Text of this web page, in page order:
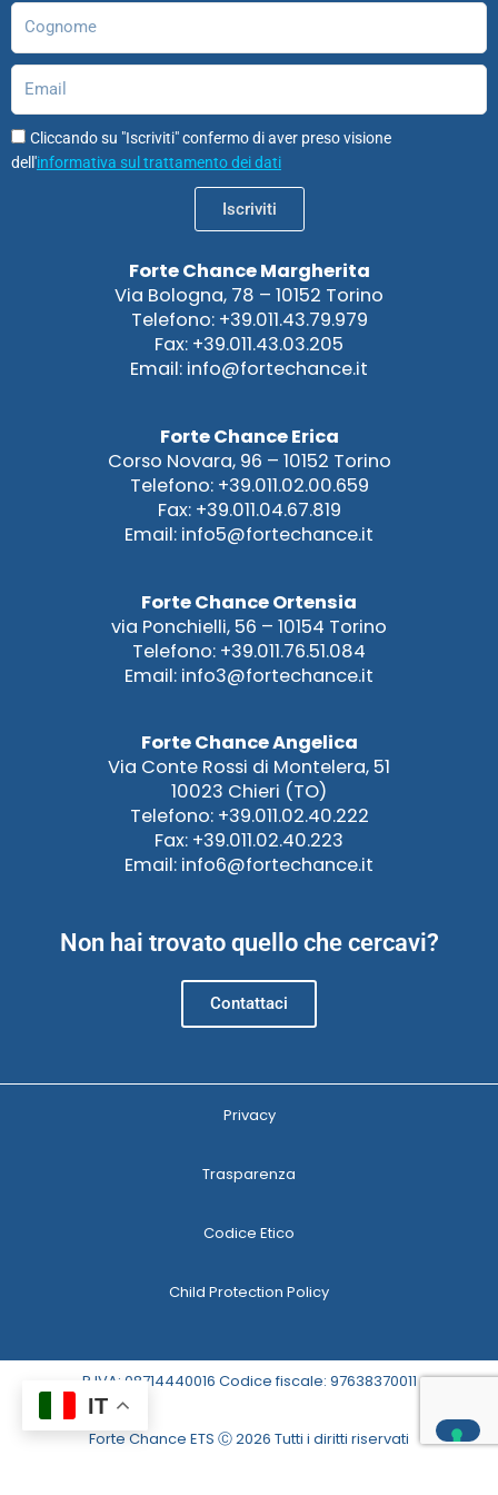
Cliccando su "Iscriviti" confermo di aver preso visione
dell'informativa sul trattamento dei dati
Iscriviti
Forte Chance Margherita
Via Bologna, 78 – 10152 Torino
Telefono: +39.011.43.79.979
Fax: +39.011.43.03.205
Email: info@fortechance.it
Forte Chance Erica
Corso Novara, 96 – 10152 Torino
Telefono: +39.011.02.00.659
Fax: +39.011.04.67.819
Email: info5@fortechance.it
Forte Chance Ortensia
via Ponchielli, 56 – 10154 Torino
Telefono: +39.011.76.51.084
Email: info3@fortechance.it
Forte Chance Angelica
Via Conte Rossi di Montelera, 51
10023 Chieri (TO)
Telefono: +39.011.02.40.222
Fax: +39.011.02.40.223
Email: info6@fortechance.it
Non hai trovato quello che cercavi?
Contattaci
Privacy
Trasparenza
Codice Etico
Child Protection Policy
P.IVA: 08714440016 Codice fiscale: 97638370011
Forte Chance ETS Ⓒ 2026 Tutti i diritti riservati
IT